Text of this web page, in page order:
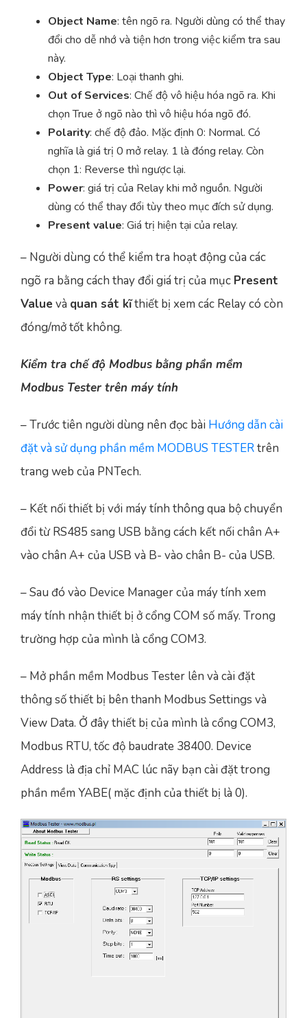
Object Name: tên ngõ ra. Người dùng có thể thay
đổi cho dễ nhớ và tiện hơn trong việc kiểm tra sau
này.
Object Type: Loại thanh ghi.
Out of Services: Chế độ vô hiệu hóa ngõ ra. Khi
chọn True ở ngõ nào thì vô hiệu hóa ngõ đó.
Polarity: chế độ đảo. Mặc định 0: Normal. Có
nghĩa là giá trị 0 mở relay. 1 là đóng relay. Còn
chọn 1: Reverse thì ngược lại.
Power: giá trị của Relay khi mở nguồn. Người
dùng có thể thay đổi tùy theo mục đích sử dụng.
Present value: Giá trị hiện tại của relay.
– Người dùng có thể kiểm tra hoạt động của các
ngõ ra bằng cách thay đổi giá trị của mục Present
Value và quan sát kĩthiết bị xem các Relay có còn
đóng/mở tốt không.
Kiểm tra chế độ Modbus bằng phần mềm
Modbus Tester trên máy tính
– Trước tiên người dùng nên đọc bài Hướng dẫn cài
đặt và sử dụng phần mềm MODBUS TESTERtrên
trang web của PNTech.
– Kết nối thiết bị với máy tính thông qua bộ chuyển
đổi từ RS485 sang USB bằng cách kết nối chân A+
vào chân A+ của USB và B- vào chân B- của USB.
– Sau đó vào Device Manager của máy tính xem
máy tính nhận thiết bị ở cổng COM số mấy. Trong
trường hợp của mình là cổng COM3.
– Mở phần mềm Modbus Tester lên và cài đặt
thông số thiết bị bên thanh Modbus Settings và
View Data. Ở đây thiết bị của mình là cổng COM3,
Modbus RTU, tốc độ baudrate 38400. Device
Address là địa chỉ MAC lúc nãy bạn cài đặt trong
phần mềm YABE( mặc định của thiết bị là 0).